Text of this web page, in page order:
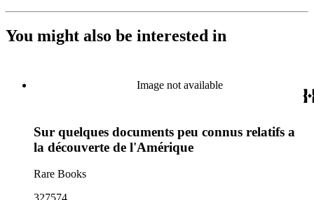
You might also be interested in
Image not available
Sur quelques documents peu connus relatifs a
la découverte de l'Amérique
Rare Books